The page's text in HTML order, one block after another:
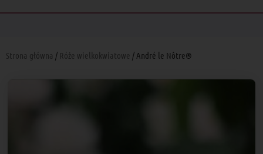
Strona główna / Róże wielkokwiatowe / André le Nôtre®